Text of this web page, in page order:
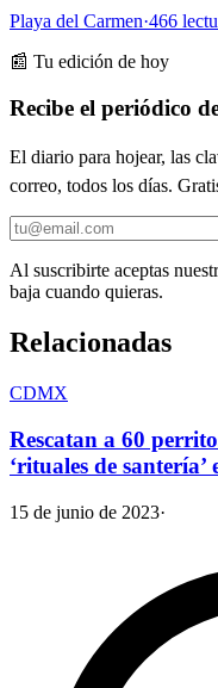
Playa del Carmen·466
📰 Tu edición de hoy
Recibe el periódico
El diario para hojear, las
correo, todos los días.
Al suscribirte aceptas
baja cuando quieras.
Relacionadas
CDMX
Rescatan a 60
‘rituales de
15 de junio de 2023·